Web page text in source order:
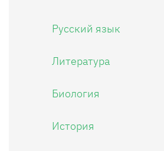
Русский язык
Литература
Биология
История